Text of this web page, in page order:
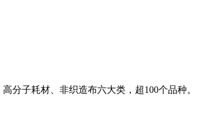
分子耗材、非织造布六大类，超100个品种。